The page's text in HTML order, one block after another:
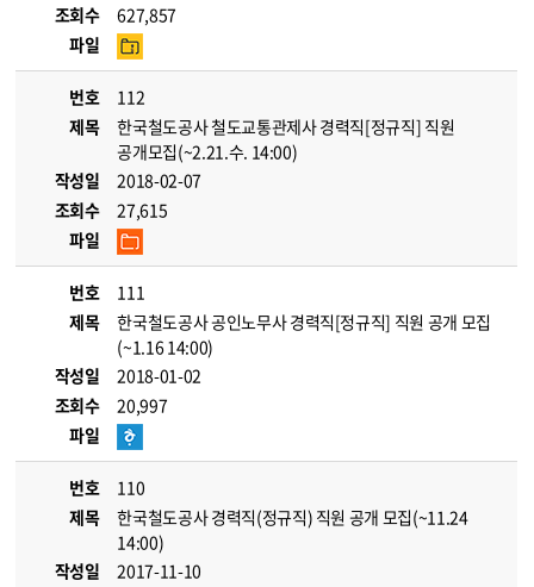
조회수
627,857
파일
번호
112
제목
한국철도공사 철도교통관제사 경력직[정규직] 직원
공개모집(~2.21.수. 14:00)
작성일
2018-02-07
조회수
27,615
파일
번호
111
제목
한국철도공사 공인노무사 경력직[정규직] 직원 공개 모집
(~1.16 14:00)
작성일
2018-01-02
조회수
20,997
파일
번호
110
제목
한국철도공사 경력직(정규직) 직원 공개 모집(~11.24
14:00)
작성일
2017-11-10